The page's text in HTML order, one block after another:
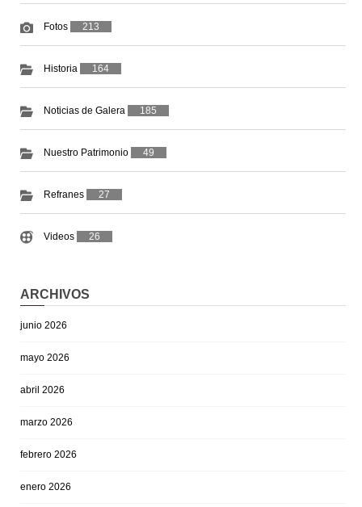
Fotos 213
Historia 164
Noticias de Galera 185
Nuestro Patrimonio 49
Refranes 27
Videos 26
ARCHIVOS
junio 2026
mayo 2026
abril 2026
marzo 2026
febrero 2026
enero 2026